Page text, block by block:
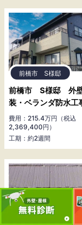
前橋市 S様邸
前橋市 S様邸 外
装・ベランダ防水工
費用：215.4万円（税込
2,369,400円）
工期：約2週間